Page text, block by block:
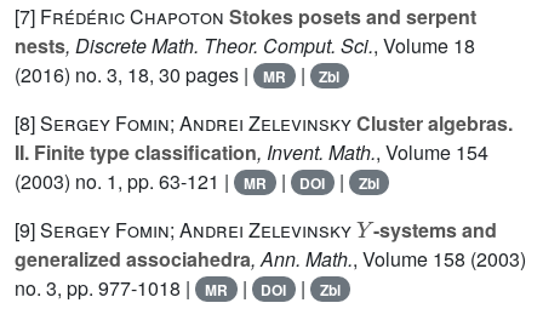
[7] Frédéric Chapoton Stokes posets and serpent
nests, Discrete Math. Theor. Comput. Sci., Volume 18
(2016) no. 3, 18, 30 pages |
MR | Zbl
[8]Sergey Fomin; Andrei ZelevinskyCluster algebras.
II. Finite type classification, Invent. Math., Volume 154
(2003) no. 1, pp. 63-121 |
MR | DOI | Zbl
[9]Sergey Fomin; Andrei Zelevinsky
-systems and
generalized associahedra, Ann. Math., Volume 158 (2003)
no. 3, pp. 977-1018 |
MR | DOI | Zbl